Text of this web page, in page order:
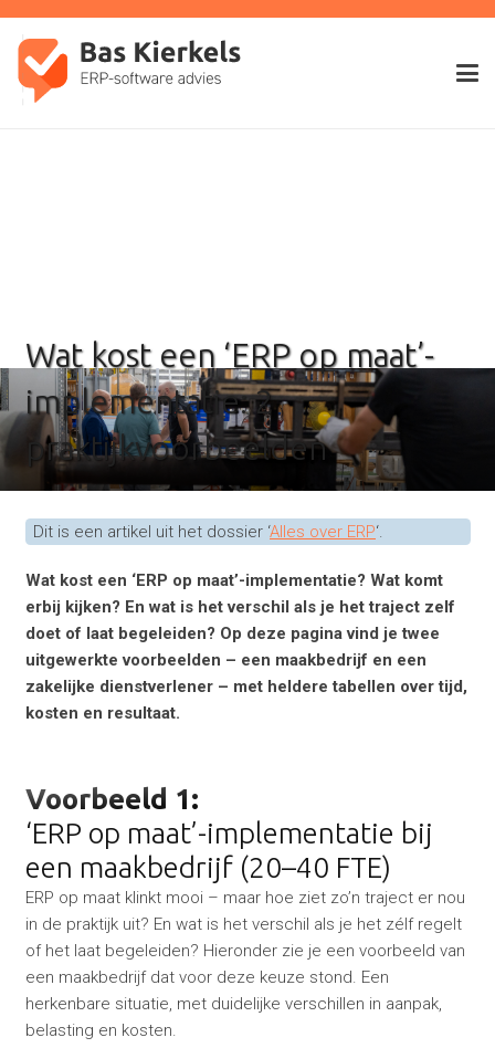
Wat kost een ‘ERP op maat’-
implementatie: 2
praktijkvoorbeelden
Dit is een artikel uit het dossier ‘Alles over ERP‘.
Wat kost een ‘ERP op maat’-implementatie? Wat komt
erbij kijken? En wat is het verschil als je het traject zelf
doet of laat begeleiden? Op deze pagina vind je twee
uitgewerkte voorbeelden – een maakbedrijf en een
zakelijke dienstverlener – met heldere tabellen over tijd,
kosten en resultaat.
Voorbeeld 1:
‘ERP op maat’-implementatie bij
een maakbedrijf (20–40 FTE)
ERP op maat klinkt mooi – maar hoe ziet zo’n traject er nou
in de praktijk uit? En wat is het verschil als je het zélf regelt
of het laat begeleiden? Hieronder zie je een voorbeeld van
een maakbedrijf dat voor deze keuze stond. Een
herkenbare situatie, met duidelijke verschillen in aanpak,
belasting en kosten.